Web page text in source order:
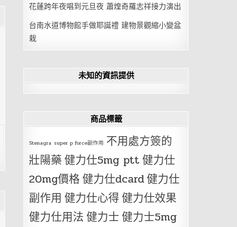
花蓮跨年夜唱到元旦夜 蕭煌奇羅志祥接力演出
台南水道博物館手做耶誕禮 建物景觀縮小變盆
栽
未知的資訊提供
商品標籤
Stenagra super p force副作用 不用處方簽的
壯陽藥健力仕5mg ptt健力仕
20mg價格健力仕dcard健力仕
副作用 健力仕心得健力仕效果
健力仕用法健力士健力士5mg